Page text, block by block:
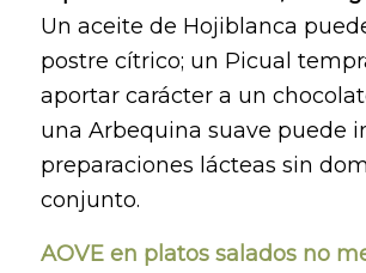
Un aceite de Hojiblanca
postre cítrico; un Picual
aportar carácter a un
una Arbequina suave puede
preparaciones lácteas sin
conjunto.
AOVE en platos salados no